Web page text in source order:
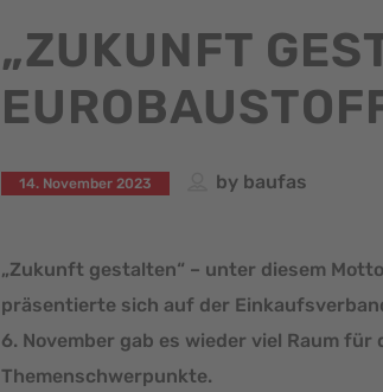
„ZUKUNFT
14. November 2023 by baufas
„Zukunft gestalten“ – unter diesem Motto
präsentierte sich auf der
6. November gab es wieder viel Raum
Themenschwerpunkte.